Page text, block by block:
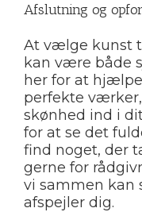
Afslutning og
At vælge kunst
kan være både
her for at
perfekte
skønhed ind i
for at se det
find noget, der
gerne for
vi sammen kan
afspejler dig.